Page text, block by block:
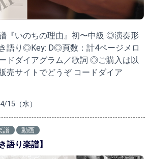
『いのちの理由』初〜中級 ◎演奏形
語り◎Key: D◎頁数：計4ページメロ
ドダイアグラム／歌詞 ◎ご購入は以
売サイトでどうぞ コードダイア
15（水）
譜 動画
語り楽譜】